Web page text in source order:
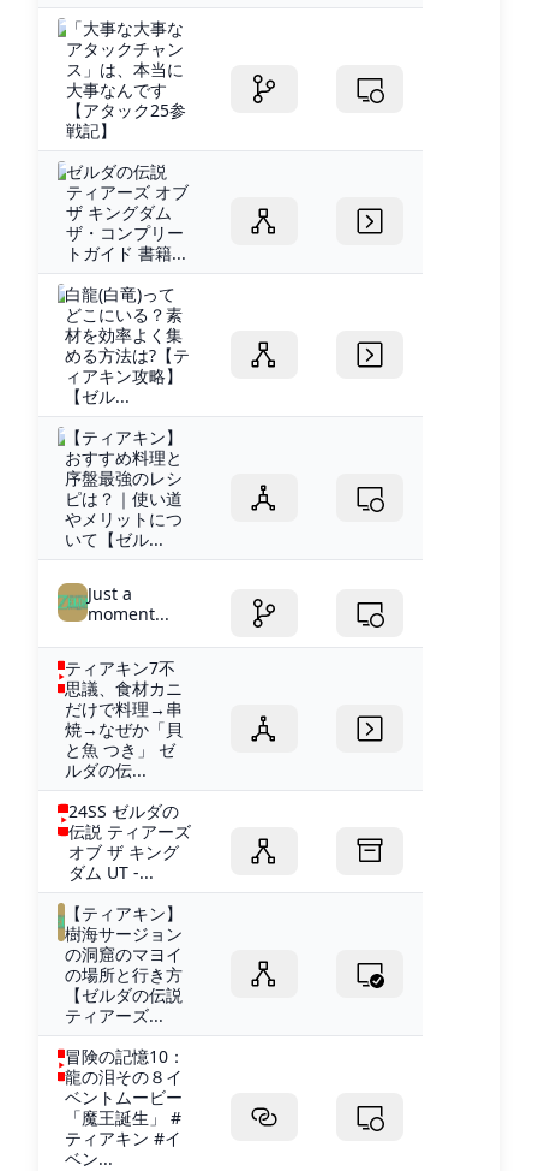
「大事な大事な
アタックチャン
ス」は、本当に
大事なんです
【アタック25参
戦記】
ゼルダの伝説
ティアーズ オブ
ザ キングダム
ザ・コンプリー
トガイド 書籍...
白龍(白竜)って
どこにいる？素
材を効率よく集
める方法は?【テ
ィアキン攻略】
【ゼル...
【ティアキン】
おすすめ料理と
序盤最強のレシ
ピは？｜使い道
やメリットにつ
いて【ゼル...
Just a
moment...
ティアキン7不
思議、食材カニ
だけで料理→串
焼→なぜか「貝
と魚 つき」 ゼ
ルダの伝...
24SS ゼルダの
伝説 ティアーズ
オブ ザ キング
ダム UT -...
【ティアキン】
樹海サージョン
の洞窟のマヨイ
の場所と行き方
【ゼルダの伝説
ティアーズ...
冒険の記憶10：
龍の泪その８イ
ベントムービー
「魔王誕生」 #
ティアキン #イ
ベン...